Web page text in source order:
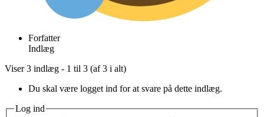
Forfatter
Indlæg
Viser 3 indlæg - 1 til 3 (af 3 i alt)
Du skal være logget ind for at svare på dette indlæg.
Log ind